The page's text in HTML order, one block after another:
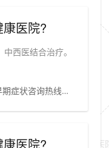
医院?
西医结合治疗。
症状咨询热线 鲤城区儿
医院?